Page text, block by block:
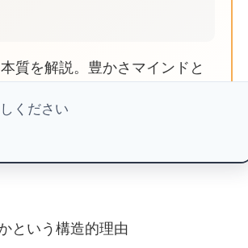
質を解説。豊かさマインドと
ください
という構造的理由